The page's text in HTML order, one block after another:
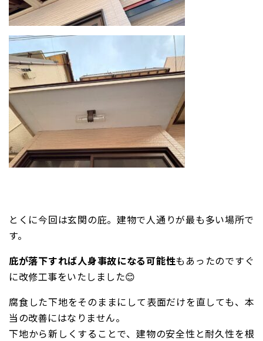
とくに今回は玄関の庇。建物で人通りが最も多い場所で
す。
庇が落下すれば人身事故になる可能性もあったのですぐ
に改修工事をいたしました😊
腐食した下地をそのままにして表面だけを直しても、本
当の改善にはなりません。
下地から新しくすることで、建物の安全性と耐久性を根